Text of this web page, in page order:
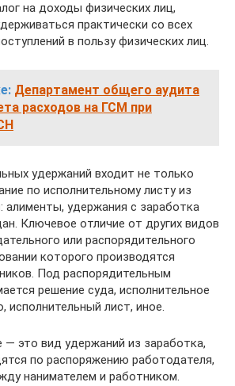
на доходы физических лиц,
практически со всех
в пользу физических лиц.
Департамент общего аудита
расходов на ГСМ при
удержаний входит не только
по исполнительному листу из
алименты, удержания с заработка
Ключевое отличие от других видов
или распорядительного
которого производятся
Под распорядительным
решение суда, исполнительное
исполнительный лист, иное.
— это вид удержаний из заработка,
по распоряжению работодателя,
нанимателем и работником.